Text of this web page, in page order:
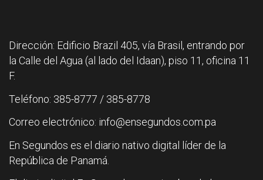
Dirección: Edificio Brazil 405, vía Brasil, entrando por
la Calle del Agua (al lado del Idaan), piso 11, oficina 11
F.
Teléfono: 385-8777 / 385-8778
Correo electrónico: info@ensegundos.com.pa
En Segundos es el diario nativo digital líder de la
República de Panamá.